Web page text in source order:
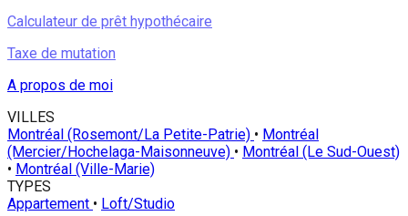
Calculateur de prêt hypothécaire
Taxe de mutation
A propos de moi
VILLES
Montréal (Rosemont/La Petite-Patrie) • Montréal
(Mercier/Hochelaga-Maisonneuve) • Montréal (Le Sud-Ouest)
• Montréal (Ville-Marie)
TYPES
Appartement • Loft/Studio